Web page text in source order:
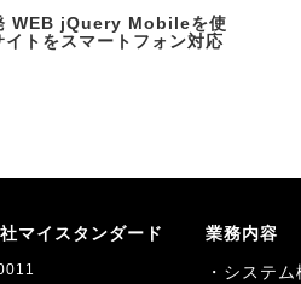
WEB jQuery Mobileを使
イトをスマートフォン対応
マイスタンダード
業務内容
・システム